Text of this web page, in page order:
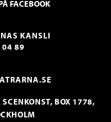
FACEBOOK
KANSLI
89
SCENKONST, BOX 1778,